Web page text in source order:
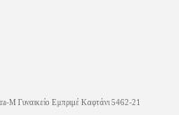
M Γυναικείο Εμπριμέ Καφτάνι 5462-21